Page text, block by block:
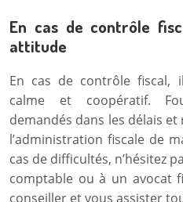
En cas de contrôle
attitude
En cas de contrôle
calme et coopératif.
demandés dans les délais
l’administration fiscale de
cas de difficultés, n’hésitez
comptable ou à un avocat
conseiller et vous assister